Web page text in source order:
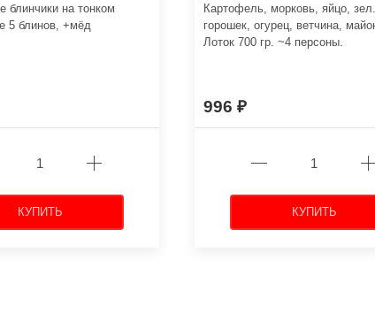
блинчики на тонком
5 блинов, +мёд
КУПИТЬ
Картофель, морковь, яйцо, зел.
горошек, огурец, ветчина,
Лоток 700 гр. ~4 персоны.
996
КУПИТЬ